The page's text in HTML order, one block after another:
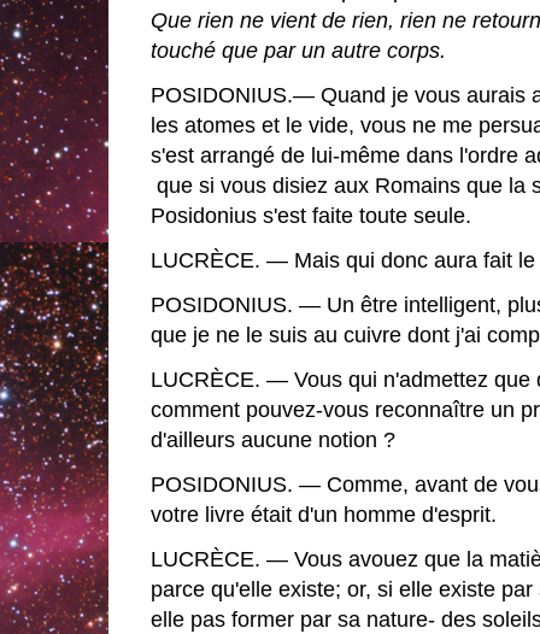
Que rien ne vient de rien, rien ne
touché que par un autre corps.
POSIDONIUS.— Quand je vous aurais
les atomes et le vide, vous ne me
s'est arrangé de lui-même dans l'ordre
que si vous disiez aux Romains que la
Posidonius s'est faite toute seule.
LUCRÈCE. — Mais qui donc aura fait le
POSIDONIUS. — Un être intelligent,
que je ne le suis au cuivre dont j'ai
LUCRÈCE. — Vous qui n'admettez que
comment pouvez-vous reconnaître un
d'ailleurs aucune notion ?
POSIDONIUS. — Comme, avant de
votre livre était d'un homme d'esprit.
LUCRÈCE. — Vous avouez que la
parce qu'elle existe; or, si elle existe
elle pas former par sa nature- des